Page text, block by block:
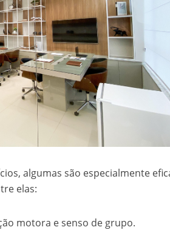
algumas são especialmente
elas:
motora e senso de grupo.